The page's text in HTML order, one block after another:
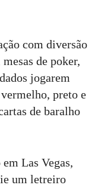
com diversão
de poker,
jogarem
preto e
de baralho
Las Vegas,
um letreiro